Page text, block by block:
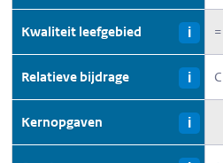
Kwaliteit leefgebied i =
Relatieve bijdrage i C
Kernopgaven i